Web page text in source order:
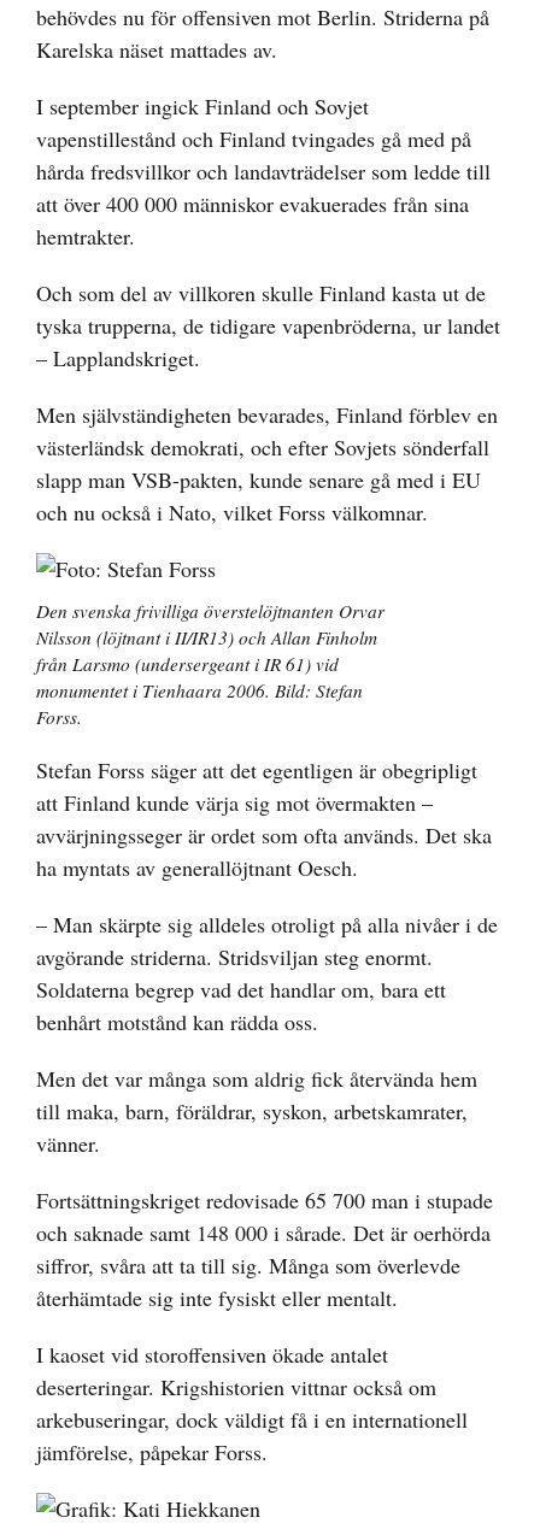
behövdes nu för offensiven mot Berlin. Striderna på
Karelska näset mattades av.
I september ingick Finland och Sovjet
vapenstillestånd och Finland tvingades gå med på
hårda fredsvillkor och landavträdelser som ledde till
att över 400 000 människor evakuerades från sina
hemtrakter.
Och som del av villkoren skulle Finland kasta ut de
tyska trupperna, de tidigare vapenbröderna, ur landet
– Lapplandskriget.
Men självständigheten bevarades, Finland förblev en
västerländsk demokrati, och efter Sovjets sönderfall
slapp man VSB-pakten, kunde senare gå med i EU
och nu också i Nato, vilket Forss välkomnar.
Den svenska frivilliga överstelöjtnanten Orvar
Nilsson (löjtnant i II/IR13) och Allan Finholm
från Larsmo (undersergeant i IR 61) vid
monumentet i Tienhaara 2006. Bild: Stefan
Forss.
Stefan Forss säger att det egentligen är obegripligt
att Finland kunde värja sig mot övermakten –
avvärjningsseger är ordet som ofta används. Det ska
ha myntats av generallöjtnant Oesch.
– Man skärpte sig alldeles otroligt på alla nivåer i de
avgörande striderna. Stridsviljan steg enormt.
Soldaterna begrep vad det handlar om, bara ett
benhårt motstånd kan rädda oss.
Men det var många som aldrig fick återvända hem
till maka, barn, föräldrar, syskon, arbetskamrater,
vänner.
Fortsättningskriget redovisade 65 700 man i stupade
och saknade samt 148 000 i sårade. Det är oerhörda
siffror, svåra att ta till sig. Många som överlevde
återhämtade sig inte fysiskt eller mentalt.
I kaoset vid storoffensiven ökade antalet
deserteringar. Krigshistorien vittnar också om
arkebuseringar, dock väldigt få i en internationell
jämförelse, påpekar Forss.